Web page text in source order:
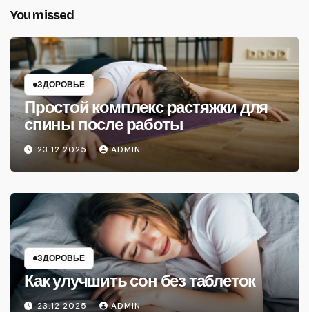
You missed
ЗДОРОВЬЕ
Простой комплекс растяжки для
спины после работы
23.12.2025 ADMIN
ЗДОРОВЬЕ
Как улучшить сон без таблеток
23.12.2025 ADMIN